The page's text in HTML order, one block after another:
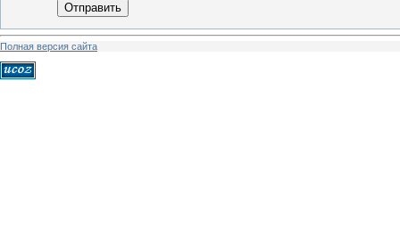
Отправить
Полная версия сайта